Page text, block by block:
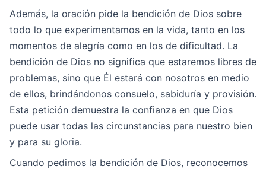
Además, la oración pide la bendición de Dios sobre
todo lo que experimentamos en la vida, tanto en los
momentos de alegría como en los de dificultad. La
bendición de Dios no significa que estaremos libres de
problemas, sino que Él estará con nosotros en medio
de ellos, brindándonos consuelo, sabiduría y provisión.
Esta petición demuestra la confianza en que Dios
puede usar todas las circunstancias para nuestro bien
y para su gloria.
Cuando pedimos la bendición de Dios, reconocemos